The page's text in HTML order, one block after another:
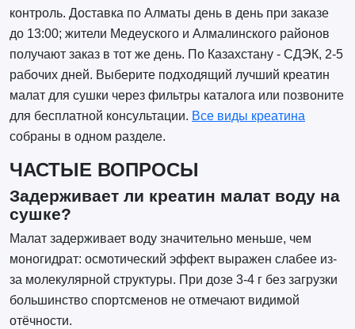
контроль. Доставка по Алматы день в день при заказе
до 13:00; жители Медеуского и Алмалинского районов
получают заказ в тот же день. По Казахстану - СДЭК, 2-5
рабочих дней. Выберите подходящий лучший креатин
малат для сушки через фильтры каталога или позвоните
для бесплатной консультации. Все виды креатина
собраны в одном разделе.
ЧАСТЫЕ ВОПРОСЫ
Задерживает ли креатин малат воду на
сушке?
Малат задерживает воду значительно меньше, чем
моногидрат: осмотический эффект выражен слабее из-
за молекулярной структуры. При дозе 3-4 г без загрузки
большинство спортсменов не отмечают видимой
отёчности.